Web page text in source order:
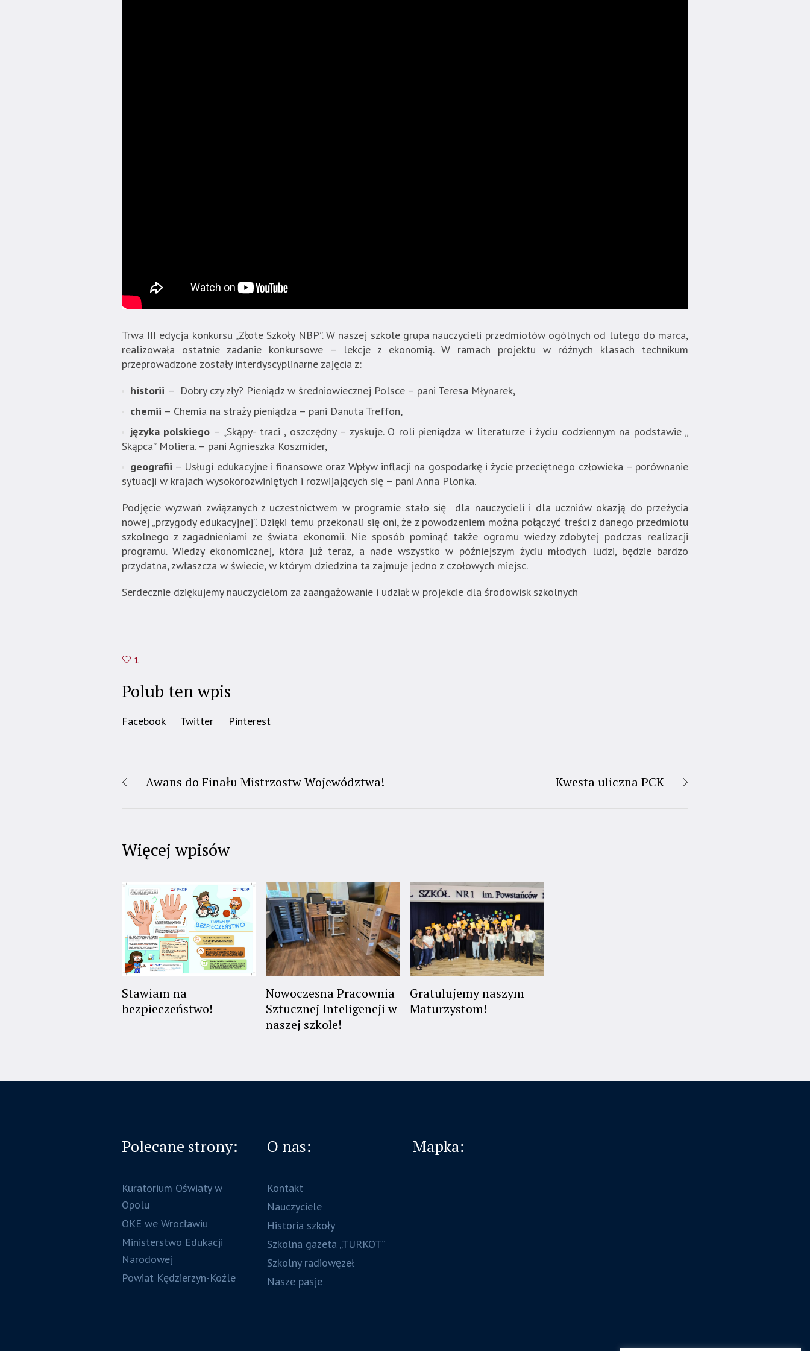
Trwa III edycja konkursu „Złote Szkoły NBP”.W naszej szkole grupa nauczycieli przedmiotów ogólnych od lutego do marca,
realizowała ostatnie zadanie konkursowe – lekcje z ekonomią. W ramach projektu w różnych klasach technikum
przeprowadzone zostały interdyscyplinarne zajęcia z:
historii – Dobry czy zły? Pieniądz w średniowiecznej Polsce – pani Teresa Młynarek,
chemii – Chemia na straży pieniądza – pani Danuta Treffon,
języka polskiego – „Skąpy- traci , oszczędny – zyskuje. O roli pieniądza w literaturze i życiu codziennym na podstawie „
Skąpca” Moliera. – pani Agnieszka Koszmider,
geografii – Usługi edukacyjne i finansowe oraz Wpływ inflacji na gospodarkę i życie przeciętnego człowieka – porównanie
sytuacji w krajach wysokorozwiniętych i rozwijających się – pani Anna Plonka.
Podjęcie wyzwań związanych z uczestnictwem w programie stało się dla nauczycieli i dla uczniów okazją do przeżycia
nowej „przygody edukacyjnej”. Dzięki temu przekonali się oni, że z powodzeniem można połączyć treści z danego przedmiotu
szkolnego z zagadnieniami ze świata ekonomii. Nie sposób pominąć także ogromu wiedzy zdobytej podczas realizacji
programu. Wiedzy ekonomicznej, która już teraz, a nade wszystko w późniejszym życiu młodych ludzi, będzie bardzo
przydatna, zwłaszcza w świecie, w którym dziedzina ta zajmuje jedno z czołowych miejsc.
Serdecznie dziękujemy nauczycielom za zaangażowanie i udział w projekcie dla środowisk szkolnych
1
Polub ten wpis
Facebook Twitter Pinterest
Awans do Finału Mistrzostw Województwa! Kwesta uliczna PCK
Więcej wpisów
Stawiam na
bezpieczeństwo!
Nowoczesna Pracownia
Sztucznej Inteligencji w
naszej szkole!
Gratulujemy naszym
Maturzystom!
Polecane strony:
Kuratorium Oświaty w
Opolu
OKE we Wrocławiu
Ministerstwo Edukacji
Narodowej
Powiat Kędzierzyn-Koźle
O nas:
Kontakt
Nauczyciele
Historia szkoły
Szkolna gazeta „TURKOT”
Szkolny radiowęzeł
Nasze pasje
Mapka: